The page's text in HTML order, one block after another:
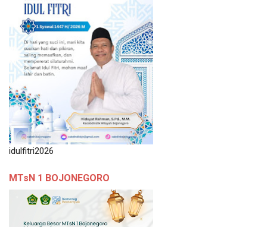
idulfitri2026
MTsN 1 BOJONEGORO